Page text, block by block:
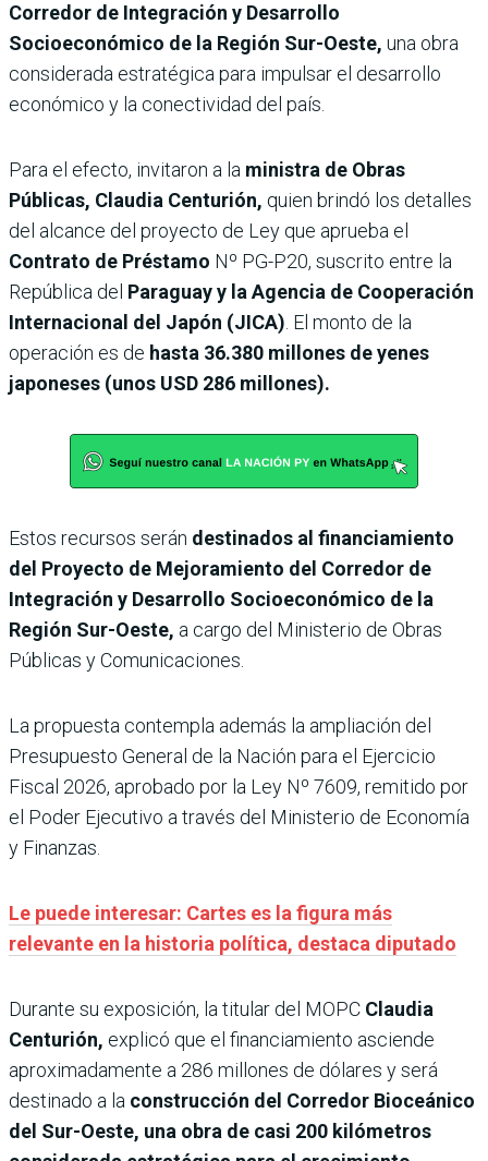
Corredor de Integración y Desarrollo
Socioeconómico de la Región Sur-Oeste, una obra
considerada estratégica para impulsar el desarrollo
económico y la conectividad del país.
Para el efecto, invitaron a la ministra de Obras
Públicas, Claudia Centurión, quien brindó los detalles
del alcance del proyecto de Ley que aprueba el
Contrato de Préstamo Nº PG-P20, suscrito entre la
República del Paraguay y la Agencia de Cooperación
Internacional del Japón (JICA) . El monto de la
operación es de hasta 36.380 millones de yenes
japoneses (unos USD 286 millones).
Estos recursos serán destinados al financiamiento
del Proyecto de Mejoramiento del Corredor de
Integración y Desarrollo Socioeconómico de la
Región Sur-Oeste, a cargo del Ministerio de Obras
Públicas y Comunicaciones.
La propuesta contempla además la ampliación del
Presupuesto General de la Nación para el Ejercicio
Fiscal 2026, aprobado por la Ley Nº 7609, remitido por
el Poder Ejecutivo a través del Ministerio de Economía
y Finanzas.
Le puede interesar: Cartes es la figura más
relevante en la historia política, destaca diputado
Durante su exposición, la titular del MOPC Claudia
Centurión, explicó que el financiamiento asciende
aproximadamente a 286 millones de dólares y será
destinado a la construcción del Corredor Bioceánico
del Sur-Oeste, una obra de casi 200 kilómetros